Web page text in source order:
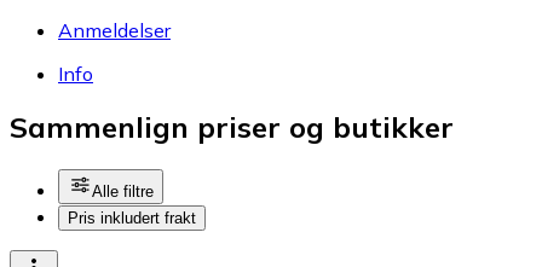
Anmeldelser
Info
Sammenlign priser og butikker
Alle filtre
Pris inkludert frakt